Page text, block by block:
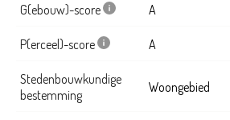
G(ebouw)-score A
P(erceel)-score A
Stedenbouwkundige
bestemming
Woongebied